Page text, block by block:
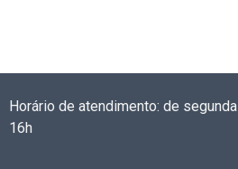
Horário de atendimento: de
16h